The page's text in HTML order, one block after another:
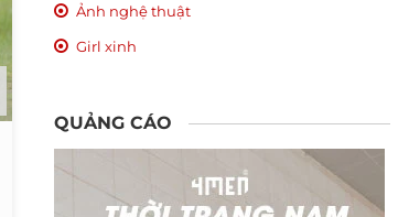
Ảnh nghệ thuật
Girl xinh
QUẢNG CÁO